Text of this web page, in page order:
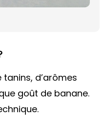
d’arômes
goût de banane.